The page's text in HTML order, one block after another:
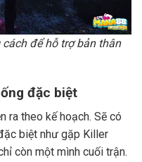
để hỗ trợ bản thân
đặc biệt
ra theo kế hoạch. Sẽ có
biệt như gặp Killer
còn một mình cuối trận.